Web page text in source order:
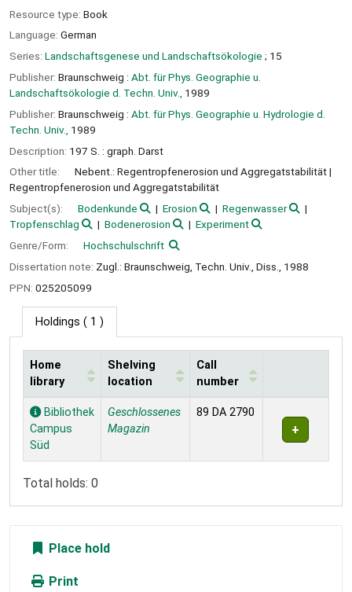
Resource type: Book
Language: German
Series: Landschaftsgenese und Landschaftsökologie ; 15
Publisher: Braunschweig : Abt. für Phys. Geographie u.
Landschaftsökologie d. Techn. Univ., 1989
Publisher: Braunschweig : Abt. für Phys. Geographie u. Hydrologie d.
Techn. Univ., 1989
Description: 197 S. : graph. Darst
Other title:
Nebent.: Regentropfenerosion und Aggregatstabilität
Regentropfenerosion und Aggregatstabilität
Subject(s):
Bodenkunde Erosion
Regenwasser
Tropfenschlag
Bodenerosion
Experiment
Genre/Form:
Hochschulschrift
Dissertation note: Zugl.: Braunschweig, Techn. Univ., Diss., 1988
PPN: 025205099
Holdings ( 1 )
Holdings
Home
library
Shelving
location
Call
number
Bibliothek
Campus
Süd
Geschlossenes
Magazin
89 DA 2790
Total holds: 0
Place hold
Print